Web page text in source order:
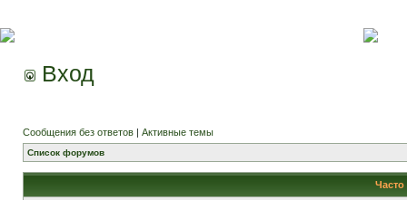
Вход
Сообщения без ответов | Активные темы
Список форумов